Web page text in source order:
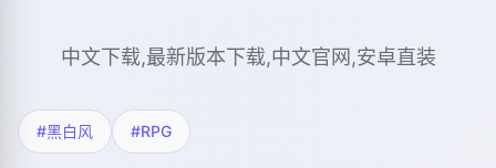
中文下载,最新版本下载,中文官网,安卓直装
#黑白风 #RPG